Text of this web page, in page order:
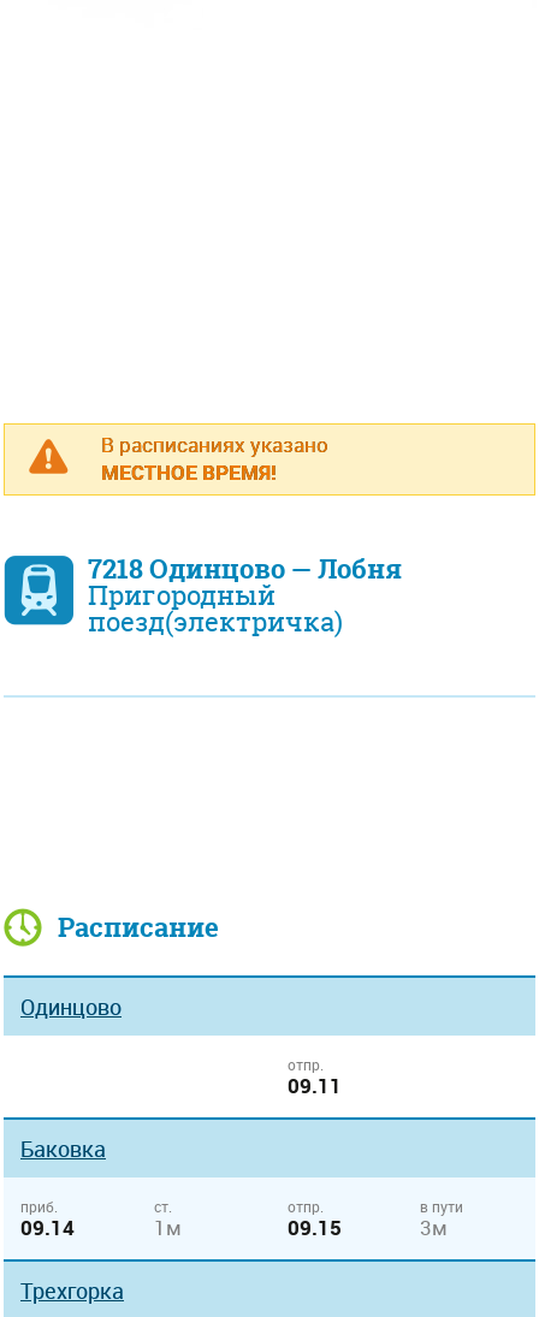
В расписаниях указано
МЕСТНОЕ ВРЕМЯ!
7218 Одинцово — Лобня
Пригородный
поезд(электричка)
Расписание
Одинцово
отпр.
09.11
Баковка
приб.
09.14
ст.
1м
отпр.
09.15
в пути
3м
Трехгорка